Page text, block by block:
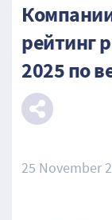
рейтинг
2025 по
25 November